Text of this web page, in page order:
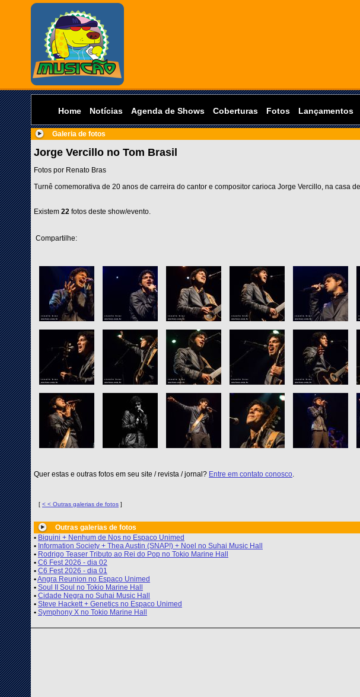
Home Notícias Agenda de Shows Coberturas Fotos Lançamentos
Galeria de fotos
Jorge Vercillo no Tom Brasil
Fotos por Renato Bras
Turnê comemorativa de 20 anos de carreira do cantor e compositor carioca Jorge Vercillo, na casa
Existem 22 fotos deste show/evento.
Compartilhe:
Quer estas e outras fotos em seu site / revista / jornal? Entre em contato conosco.
[ < < Outras galerias de fotos ]
Outras galerias de fotos
• Biquini + Nenhum de Nos no Espaco Unimed
• Information Society + Thea Austin (SNAP!) + Noel no Suhai Music Hall
• Rodrigo Teaser Tributo ao Rei do Pop no Tokio Marine Hall
• C6 Fest 2026 - dia 02
• C6 Fest 2026 - dia 01
•Angra Reunion no Espaco Unimed
• Soul II Soul no Tokio Marine Hall
• Cidade Negra no Suhai Music Hall
• Steve Hackett + Genetics no Espaco Unimed
• Symphony X no Tokio Marine Hall